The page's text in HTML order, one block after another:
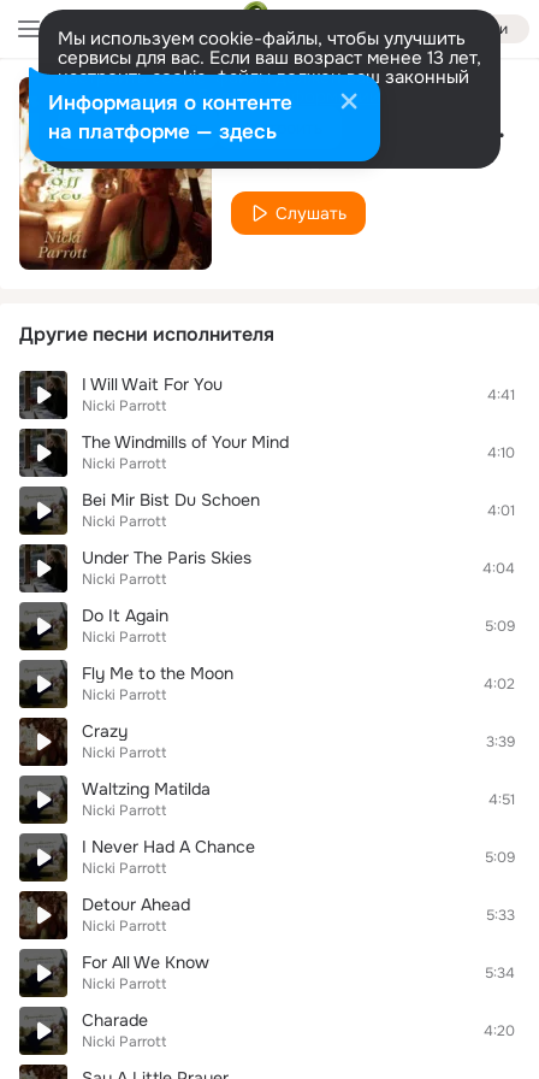
Войти
Мы используем cookie-файлы, чтобы улучшить
сервисы для вас. Если ваш возраст менее 13 лет,
настроить cookie-файлы должен ваш законный
представитель. Больше информации
Разрешить все Настроить I've Got A Crush On You
Nicki Parrott
Слушать
Другие песни исполнителя
I Will Wait For You
Nicki Parrott
4:41
The Windmills of Your Mind
Nicki Parrott
4:10
Bei Mir Bist Du Schoen
Nicki Parrott
4:01
Under The Paris Skies
Nicki Parrott
4:04
Do It Again
Nicki Parrott
5:09
Fly Me to the Moon
Nicki Parrott
4:02
Crazy
Nicki Parrott
3:39
Waltzing Matilda
Nicki Parrott
4:51
I Never Had A Chance
Nicki Parrott
5:09
Detour Ahead
Nicki Parrott
5:33
For All We Know
Nicki Parrott
5:34
Charade
Nicki Parrott
4:20
Информация о контенте
на платформе — здесь